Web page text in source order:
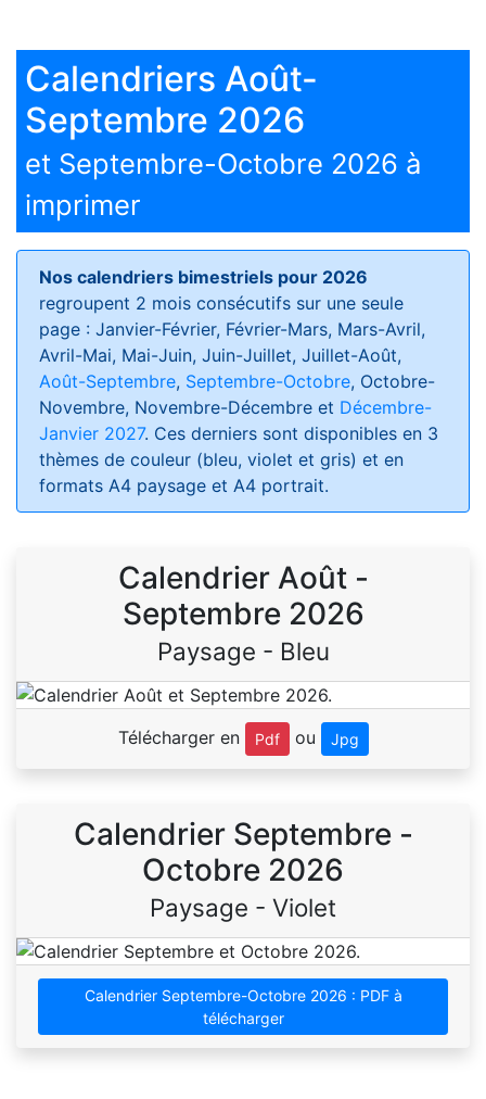
Calendriers Août-
Septembre 2026
et Septembre-Octobre 2026 à
imprimer
Nos calendriers bimestriels pour 2026
regroupent 2 mois consécutifs sur une seule
page : Janvier-Février, Février-Mars, Mars-Avril,
Avril-Mai, Mai-Juin, Juin-Juillet, Juillet-Août,
Août-Septembre, Septembre-Octobre, Octobre-
Novembre, Novembre-Décembre et Décembre-
Janvier 2027. Ces derniers sont disponibles en 3
thèmes de couleur (bleu, violet et gris) et en
formats A4 paysage et A4 portrait.
Calendrier Août -
Septembre 2026
Paysage - Bleu
Télécharger en Pdf ou Jpg
Calendrier Septembre -
Octobre 2026
Paysage - Violet
Calendrier Septembre-Octobre 2026 : PDF à
télécharger